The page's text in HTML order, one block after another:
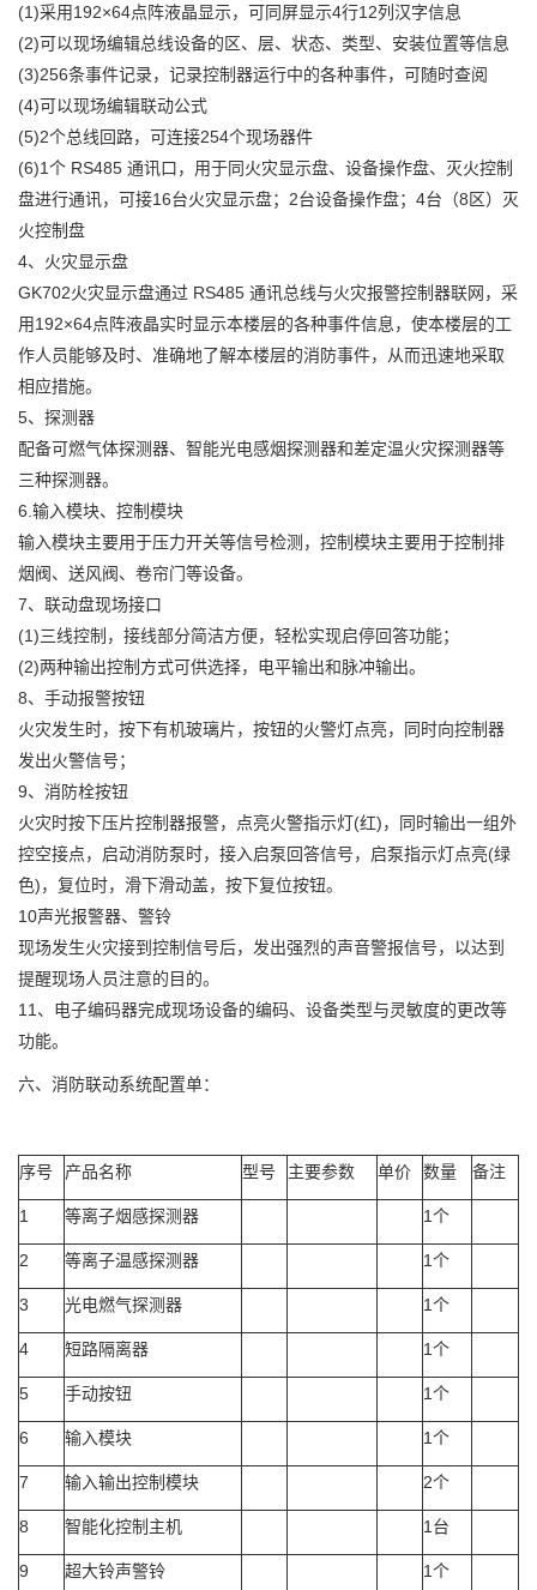
(1)采用192×64点阵液晶显示，可同屏显示4行12列汉字信息
(2)可以现场编辑总线设备的区、层、状态、类型、安装位置等信息
(3)256条事件记录，记录控制器运行中的各种事件，可随时查阅
(4)可以现场编辑联动公式
(5)2个总线回路，可连接254个现场器件
(6)1个 RS485 通讯口，用于同火灾显示盘、设备操作盘、灭火控制
盘进行通讯，可接16台火灾显示盘；2台设备操作盘；4台（8区）灭
火控制盘
4、火灾显示盘
GK702火灾显示盘通过 RS485 通讯总线与火灾报警控制器联网，采
用192×64点阵液晶实时显示本楼层的各种事件信息，使本楼层的工
作人员能够及时、准确地了解本楼层的消防事件，从而迅速地采取
相应措施。
5、探测器
配备可燃气体探测器、智能光电感烟探测器和差定温火灾探测器等
三种探测器。
6.输入模块、控制模块
输入模块主要用于压力开关等信号检测，控制模块主要用于控制排
烟阀、送风阀、卷帘门等设备。
7、联动盘现场接口
(1)三线控制，接线部分简洁方便，轻松实现启停回答功能；
(2)两种输出控制方式可供选择，电平输出和脉冲输出。
8、手动报警按钮
火灾发生时，按下有机玻璃片，按钮的火警灯点亮，同时向控制器
发出火警信号；
9、消防栓按钮
火灾时按下压片控制器报警，点亮火警指示灯(红)，同时输出一组外
控空接点，启动消防泵时，接入启泵回答信号，启泵指示灯点亮(绿
色)，复位时，滑下滑动盖，按下复位按钮。
10声光报警器、警铃
现场发生火灾接到控制信号后，发出强烈的声音警报信号，以达到
提醒现场人员注意的目的。
11、电子编码器完成现场设备的编码、设备类型与灵敏度的更改等
功能。
六、消防联动系统配置单：
序号 产品名称 型号 主要参数 单价 数量 备注
1 等离子烟感探测器 1个
2 等离子温感探测器 1个
3 光电燃气探测器 1个
4 短路隔离器 1个
5 手动按钮 1个
6 输入模块 1个
7 输入输出控制模块 2个
8 智能化控制主机 1台
9 超大铃声警铃 1个